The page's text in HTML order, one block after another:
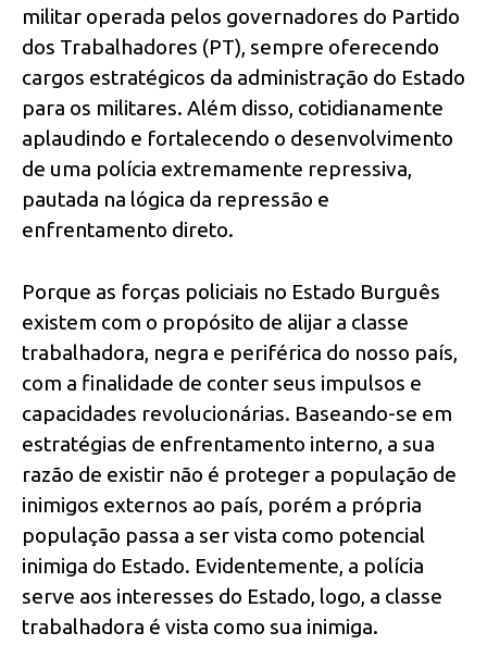
militar operada pelos governadores do Partido
dos Trabalhadores (PT), sempre oferecendo
cargos estratégicos da administração do Estado
para os militares. Além disso, cotidianamente
aplaudindo e fortalecendo o desenvolvimento
de uma polícia extremamente repressiva,
pautada na lógica da repressão e
enfrentamento direto.
Porque as forças policiais no Estado Burguês
existem com o propósito de alijar a classe
trabalhadora, negra e periférica do nosso país,
com a finalidade de conter seus impulsos e
capacidades revolucionárias. Baseando-se em
estratégias de enfrentamento interno, a sua
razão de existir não é proteger a população de
inimigos externos ao país, porém a própria
população passa a ser vista como potencial
inimiga do Estado. Evidentemente, a polícia
serve aos interesses do Estado, logo, a classe
trabalhadora é vista como sua inimiga.